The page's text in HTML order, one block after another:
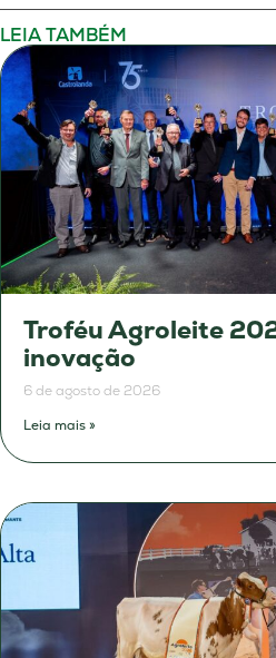
LEIA TAMBÉM
Troféu Agroleite
inovação
6 de agosto de 2026
Leia mais »